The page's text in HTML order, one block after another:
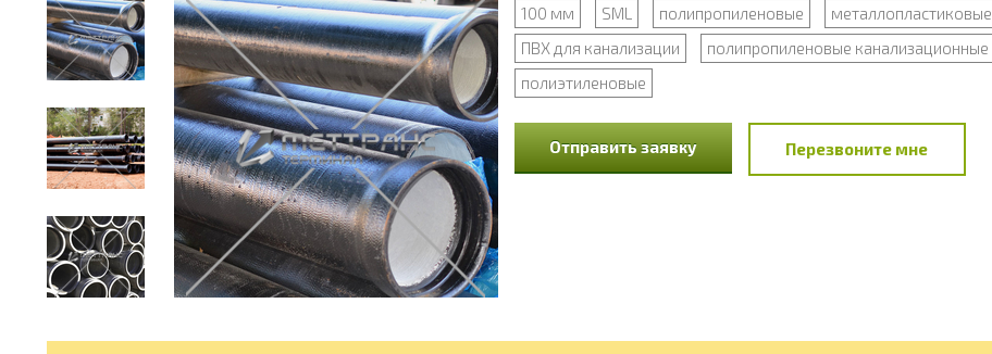
100 мм SML полипропиленовые
металлопластиковые
ПВХ для канализации
полипропиленовые канализационные
полиэтиленовые
Отправить заявку Перезвоните мне